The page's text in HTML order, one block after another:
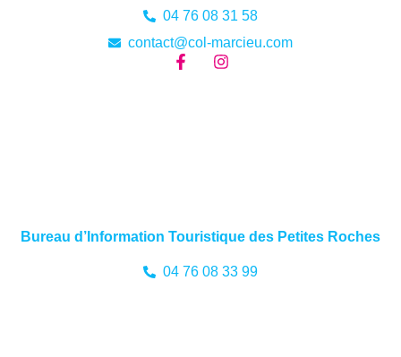
04 76 08 31 58
contact@col-marcieu.com
Bureau d’Information Touristique des Petites Roches
04 76 08 33 99